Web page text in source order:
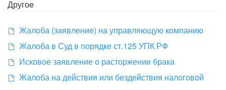
Другое
Жалоба (заявление) на управляющую компанию
Жалоба в Суд в порядке ст.125 УПК РФ
Исковое заявление о расторжении брака
Жалоба на действия или бездействия налоговой